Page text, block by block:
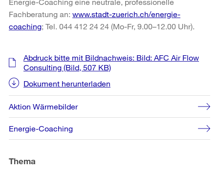
Fachberatung an: www.stadt-zuerich.ch/energie-
coaching; Tel. 044 412 24 24 (Mo-Fr, 9.00–12.00 Uhr).
Weitere
Informationen
Abdruck bitte mit Bildnachweis: Bild: AFC Air Flow
Consulting (Bild, 507 KB)
Dokument herunterladen
Aktion Wärmebilder
Energie-Coaching
Thema